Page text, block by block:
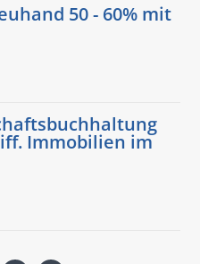
50 - 60% mit
Immobilien im